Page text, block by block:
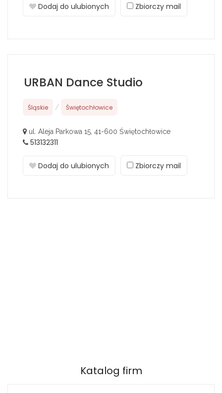
Dodaj do ulubionych Zbiorczy mail
URBAN Dance Studio
Śląskie / Świętochłowice
ul. Aleja Parkowa 15, 41-600 Świętochłowice
513132311
Dodaj do ulubionych Zbiorczy mail
Katalog firm